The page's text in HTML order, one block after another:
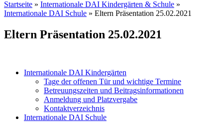
Startseite » Internationale DAI Kindergärten & Schule »
Internationale DAI Schule » Eltern Präsentation 25.02.2021
Eltern Präsentation 25.02.2021
Internationale DAI Kindergärten
Tage der offenen Tür und wichtige Termine
Betreuungszeiten und Beitragsinformationen
Anmeldung und Platzvergabe
Kontaktverzeichnis
Internationale DAI Schule